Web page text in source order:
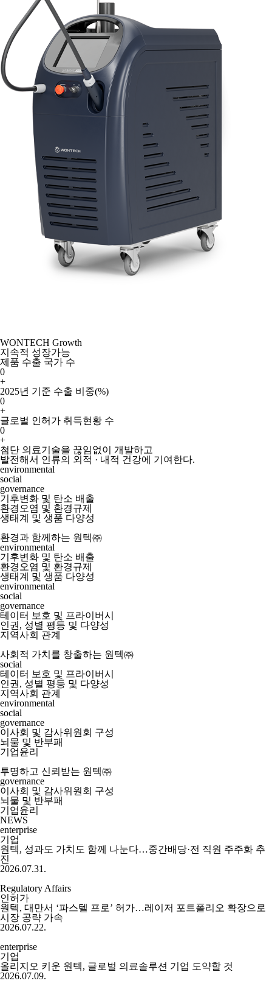
WONTECH Growth
지속적 성장가능
제품 수출 국가 수
0
+
2025년 기준 수출 비중(%)
0
+
글로벌 인허가 취득현황 수
0
+
첨단 의료기술을 끊임없이 개발하고
발전해서 인류의 외적 · 내적 건강에 기여한다.
environmental
social
governance
기후변화 및 탄소 배출
환경오염 및 환경규제
생태계 및 생품 다양성
환경과 함께하는 원텍㈜
environmental
기후변화 및 탄소 배출
환경오염 및 환경규제
생태계 및 생품 다양성
environmental
social
governance
테이터 보호 및 프라이버시
인권, 성별 평등 및 다양성
지역사회 관계
사회적 가치를 창출하는 원텍㈜
social
테이터 보호 및 프라이버시
인권, 성별 평등 및 다양성
지역사회 관계
environmental
social
governance
이사회 및 감사위원회 구성
뇌물 및 반부패
기업윤리
투명하고 신뢰받는 원텍㈜
governance
이사회 및 감사위원회 구성
뇌물 및 반부패
기업윤리
NEWS
enterprise
기업
원텍, 성과도 가치도 함께 나눈다…중간배당·전 직원 주주화 추
진
2026.07.31.
Regulatory Affairs
인허가
원텍, 대만서 ‘파스텔 프로’ 허가…레이저 포트폴리오 확장으로
시장 공략 가속
2026.07.22.
enterprise
기업
올리지오 키운 원텍, 글로벌 의료솔루션 기업 도약할 것
2026.07.09.